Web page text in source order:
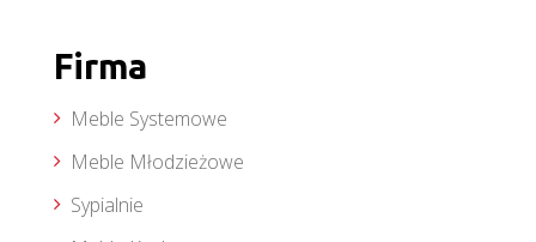
Firma
Meble Systemowe
Meble Młodzieżowe
Sypialnie